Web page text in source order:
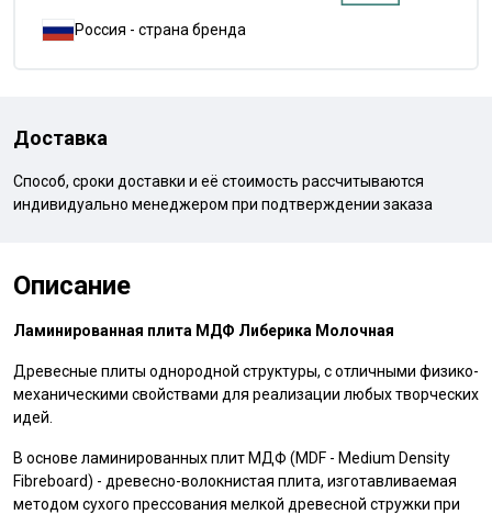
Россия - страна бренда
Доставка
Способ, сроки доставки и её стоимость рассчитываются
индивидуально менеджером при подтверждении заказа
Описание
Ламинированная плита МДФ Либерика Молочная
Древесные плиты однородной структуры, с отличными физико-
механическими свойствами для реализации любых творческих
идей.
В основе ламинированных плит МДФ (MDF - Medium Density
Fibreboard) - древесно-волокнистая плита, изготавливаемая
методом сухого прессования мелкой древесной стружки при